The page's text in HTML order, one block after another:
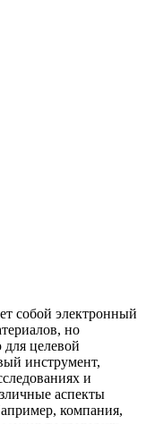
собой электронный
но
целевой
инструмент,
и
аспекты
компания,